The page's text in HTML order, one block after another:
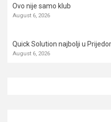
Ovo nije samo klub
August 6, 2026
Quick Solution najbolji u
August 6, 2026